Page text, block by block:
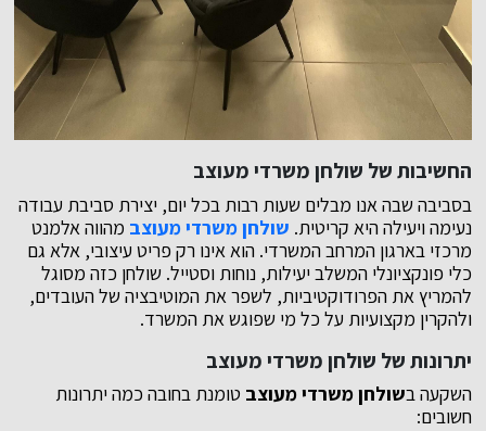
החשיבות של שולחן משרדי מעוצב
בסביבה שבה אנו מבלים שעות רבות בכל יום, יצירת סביבת עבודה
נעימה ויעילה היא קריטית. שולחן משרדי מעוצב מהווה אלמנט
מרכזי בארגון המרחב המשרדי. הוא אינו רק פריט עיצובי, אלא גם
כלי פונקציונלי המשלב יעילות, נוחות וסטייל. שולחן כזה מסוגל
להמריץ את הפרודוקטיביות, לשפר את המוטיבציה של העובדים,
ולהקרין מקצועיות על כל מי שפוגש את המשרד.
יתרונות של שולחן משרדי מעוצב
השקעה בשולחן משרדי מעוצב טומנת בחובה כמה יתרונות
חשובים: